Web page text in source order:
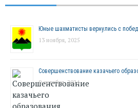
Юные шахматисты вернулись с
13 ноября, 2025
Совершенствование казачьего
9 октября, 2024